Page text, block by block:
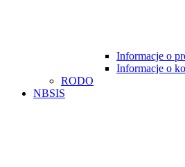
Informacje o
Informacje o
RODO
NBSIS